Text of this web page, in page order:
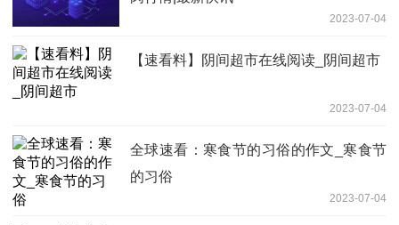
2023-07-04
【速看料】阴间超市在线阅读_阴间超市
2023-07-04
全球速看：寒食节的习俗的作文_寒食节
的习俗
2023-07-04